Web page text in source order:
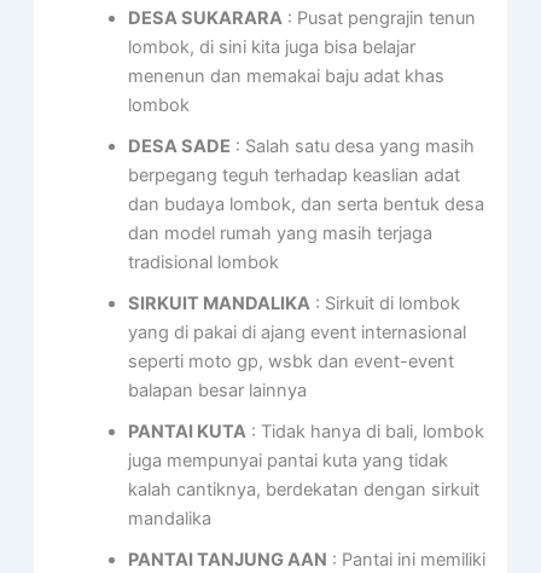
DESA SUKARARA : Pusat pengrajin tenun
lombok, di sini kita juga bisa belajar
menenun dan memakai baju adat khas
lombok
DESA SADE : Salah satu desa yang masih
berpegang teguh terhadap keaslian adat
dan budaya lombok, dan serta bentuk desa
dan model rumah yang masih terjaga
tradisional lombok
SIRKUIT MANDALIKA : Sirkuit di lombok
yang di pakai di ajang event internasional
seperti moto gp, wsbk dan event-event
balapan besar lainnya
PANTAI KUTA : Tidak hanya di bali, lombok
juga mempunyai pantai kuta yang tidak
kalah cantiknya, berdekatan dengan sirkuit
mandalika
PANTAI TANJUNG AAN : Pantai ini memiliki